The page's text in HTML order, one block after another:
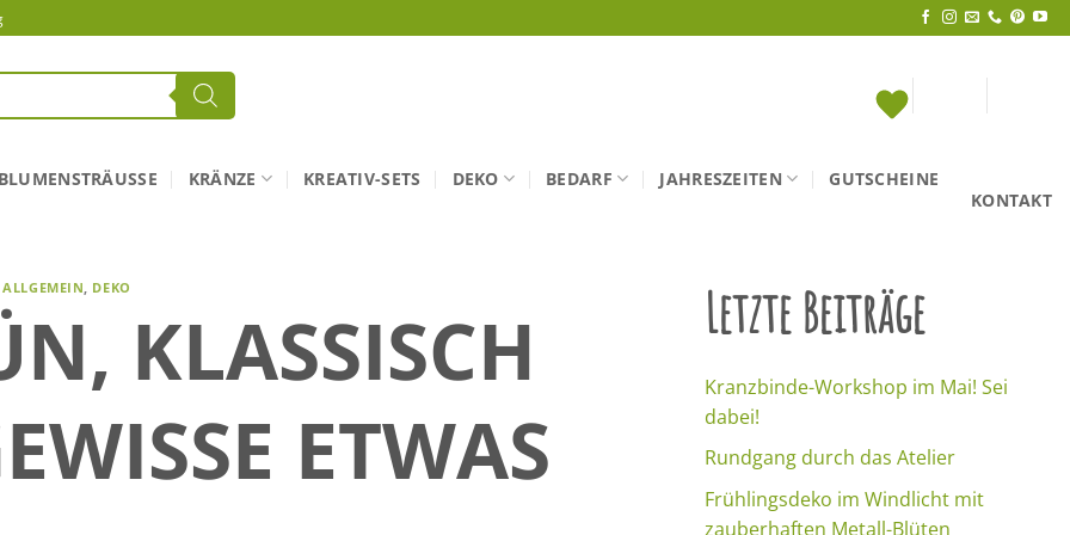
BLUMENSTRÄUSSE KRÄNZE KREATIV-SETS DEKO BEDARF JAHRESZEITEN
GUTSCHEINE
KONTAKT
ALLGEMEIN, DEKO
KLASSISCH U
ETWAS
Letzte Beiträge
Kranzbinde-Workshop im Mai! Sei
dabei!
Rundgang durch das Atelier
Frühlingsdeko im Windlicht mit
zauberhaften Metall-Blüten